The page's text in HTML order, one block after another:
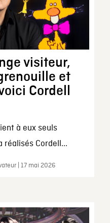
visiteur,
et
Cordell
à eux seuls
réalisés Cordell...
| 17 mai 2026